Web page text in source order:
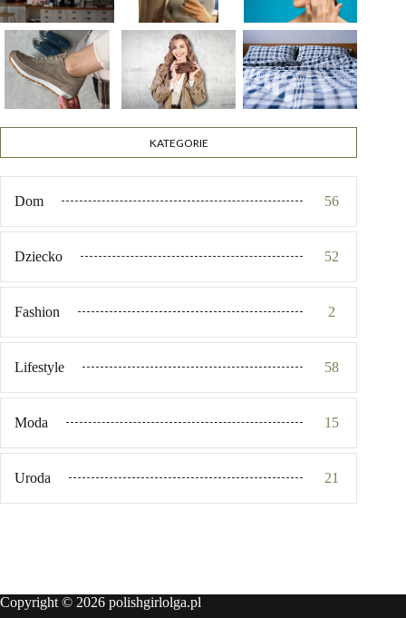
KATEGORIE
Dom 56
Dziecko 52
Fashion 2
Lifestyle 58
Moda 15
Uroda 21
Copyright © 2026 polishgirlolga.pl